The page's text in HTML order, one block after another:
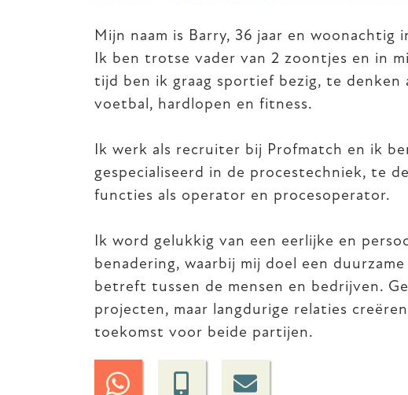
Mijn naam is Barry, 36 jaar en woonachtig
Ik ben trotse vader van 2 zoontjes en in
tijd ben ik graag sportief bezig, te denken
voetbal, hardlopen en fitness.
Ik werk als recruiter bij Profmatch en ik
gespecialiseerd in de procestechniek, te
functies als operator en procesoperator.
Ik word gelukkig van een eerlijke en
benadering, waarbij mij doel een
betreft tussen de mensen en bedrijven.
projecten, maar langdurige relaties
toekomst voor beide partijen.